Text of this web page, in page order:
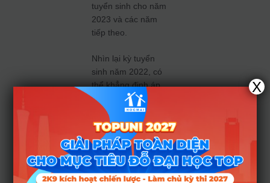
tuyển sinh cho năm
2023 và các năm
tiếp theo.
Nhìn lại kỳ tuyển
sinh năm 2022, có
thể khẳng định áp
dụng công nghệ
trong các khâu của
tuyển sinh là việc
không thể không
làm trong bối cảnh
chuyển đổi số như
hiện nay. Bộ GDĐT
X